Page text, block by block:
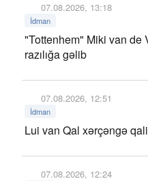
07.08.2026, 13:18
İdman
"Tottenhem" Miki van de
razılığa gəlib
07.08.2026, 12:51
İdman
Lui van Qal xərçəngə
07.08.2026, 12:24